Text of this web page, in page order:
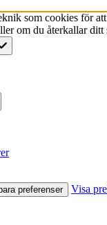
som cookies för
om du återkallar
preferenser Visa